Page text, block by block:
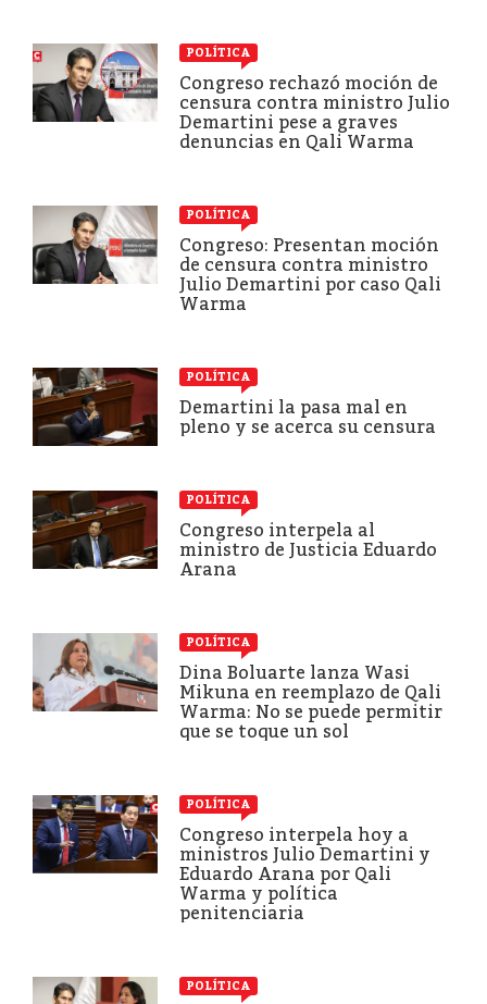
POLÍTICA
Congreso rechazó moción de
censura contra ministro Julio
Demartini pese a graves
denuncias en Qali Warma
POLÍTICA
Congreso: Presentan moción
de censura contra ministro
Julio Demartini por caso Qali
Warma
POLÍTICA
Demartini la pasa mal en
pleno y se acerca su censura
POLÍTICA
Congreso interpela al
ministro de Justicia Eduardo
Arana
POLÍTICA
Dina Boluarte lanza Wasi
Mikuna en reemplazo de Qali
Warma: No se puede permitir
que se toque un sol
POLÍTICA
Congreso interpela hoy a
ministros Julio Demartini y
Eduardo Arana por Qali
Warma y política
penitenciaria
POLÍTICA